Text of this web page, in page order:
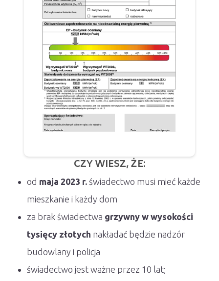
CZY WIESZ, ŻE:
od maja 2023 r. świadectwo musi mieć każde
mieszkanie i każdy dom
za brak świadectwa grzywny w wysokości
tysięcy złotych nakładać będzie nadzór
budowlany i policja
świadectwo jest ważne przez 10 lat;